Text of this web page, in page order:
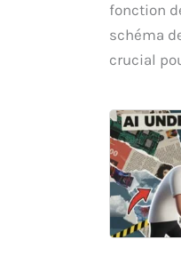
fonction
schéma
crucial